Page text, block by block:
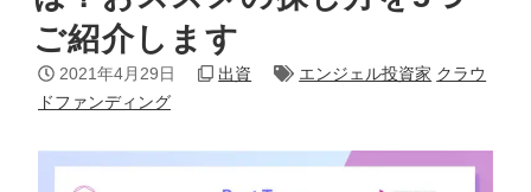
ご紹介します
2021年4月29日 出資 エンジェル投資家 クラウ
ドファンディング